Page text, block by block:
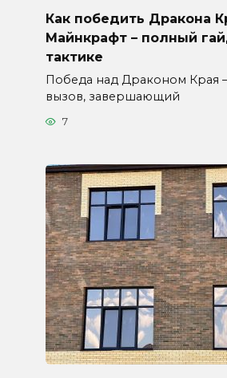
Как победить Дракона
Майнкрафт – полный
тактике
Победа над Драконом Края
вызов, завершающий
7